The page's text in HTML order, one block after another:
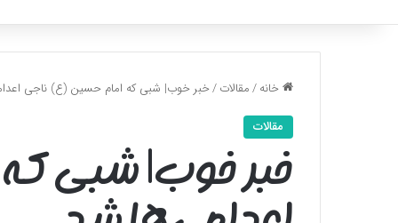
خانه/مقالات/خبر خوب| شبی که امام حسین (ع) ناجی
مقالات
خبر خوب| شبی